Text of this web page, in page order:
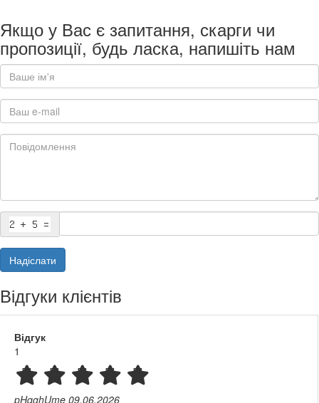
Якщо у Вас є запитання, скарги чи
пропозиції, будь ласка, напишіть нам
Надіслати
Відгуки клієнтів